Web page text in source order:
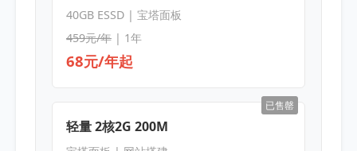
40GB ESSD | 宝塔面板
459元/年| 1年
68元/年起
已售罄
轻量 2核2G 200M